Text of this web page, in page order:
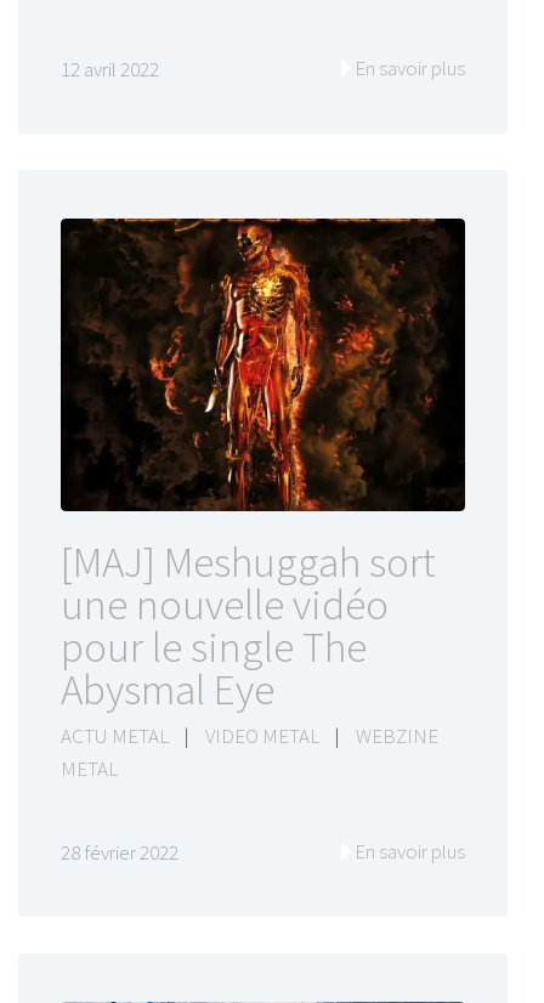
12 avril 2022 En savoir plus
[MAJ] Meshuggah sort
une nouvelle vidéo
pour le single The
Abysmal Eye
ACTU METAL | VIDEO METAL |
WEBZINE
METAL
28 février 2022 En savoir plus